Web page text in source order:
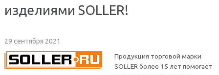
изделиями SOLLER!
29 сентября 2021
Продукция торговой марки
SOLLER более 15 лет помогает